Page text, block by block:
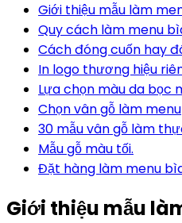
Giới thiệu mẫu làm
Quy cách làm menu
Cách đóng cuốn hay
In logo thương hiệu
Lựa chọn màu da bọc
Chọn vân gỗ làm menu
30 mẫu vân gỗ làm
Mẫu gỗ màu tối.
Đặt hàng làm menu
Giới thiệu mẫu